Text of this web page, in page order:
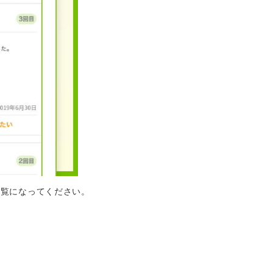
になってください。